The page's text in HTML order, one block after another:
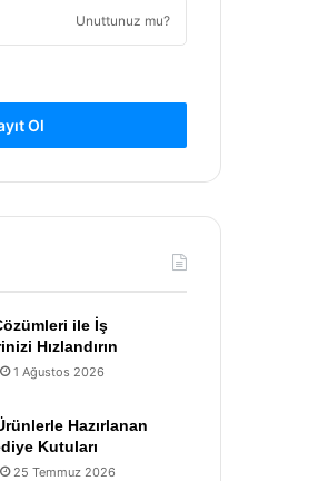
Unuttunuz mu?
Ol
ile İş
Hızlandırın
1 Ağustos 2026
Hazırlanan
Kutuları
25 Temmuz 2026